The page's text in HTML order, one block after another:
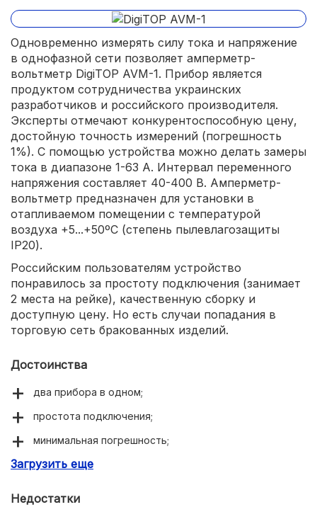
Одновременно измерять силу тока и напряжение
в однофазной сети позволяет амперметр-
вольтметр DigiTOP AVM-1. Прибор является
продуктом сотрудничества украинских
разработчиков и российского производителя.
Эксперты отмечают конкурентоспособную цену,
достойную точность измерений (погрешность
1%). С помощью устройства можно делать замеры
тока в диапазоне 1-63 А. Интервал переменного
напряжения составляет 40-400 В. Амперметр-
вольтметр предназначен для установки в
отапливаемом помещении с температурой
воздуха +5...+50ºС (степень пылевлагозащиты
IP20).
Российским пользователям устройство
понравилось за простоту подключения (занимает
2 места на рейке), качественную сборку и
доступную цену. Но есть случаи попадания в
торговую сеть бракованных изделий.
Достоинства
два прибора в одном;
простота подключения;
минимальная погрешность;
доступная цена.
Загрузить еще
Недостатки